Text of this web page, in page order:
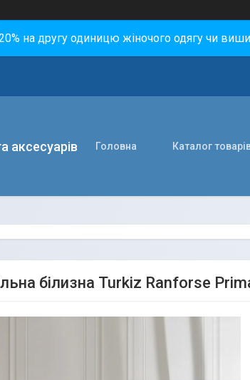
на другу одиницю жіночого одягу чи
аксесуарів Головна Каталог
білизна Turkiz Ranforse